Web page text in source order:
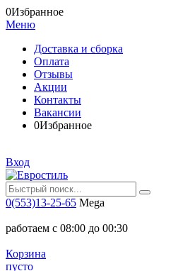
0Избранное
Меню
Доставка и сборка
Оплата
Отзывы
Акции
Контакты
Вакансии
0Избранное
Вход
0(553)13-25-65 Mega
работаем с 08:00 до 00:30
Корзина
пусто